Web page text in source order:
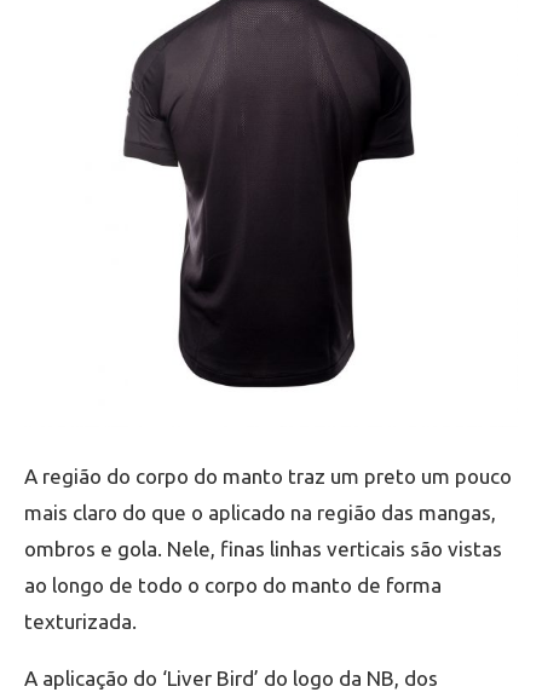
A região do corpo do manto traz um preto um pouco
mais claro do que o aplicado na região das mangas,
ombros e gola. Nele, finas linhas verticais são vistas
ao longo de todo o corpo do manto de forma
texturizada.
A aplicação do ‘Liver Bird’ do logo da NB, dos